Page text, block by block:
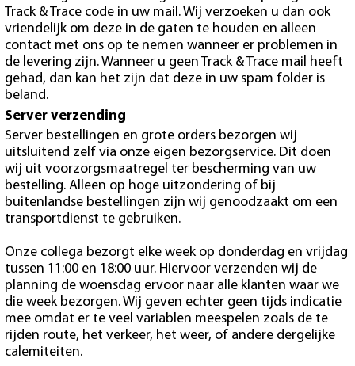
Track & Trace code in uw mail. Wij verzoeken u dan ook
vriendelijk om deze in de gaten te houden en alleen
contact met ons op te nemen wanneer er problemen in
de levering zijn. Wanneer u geen Track & Trace mail heeft
gehad, dan kan het zijn dat deze in uw spam folder is
beland.
Server verzending
Server bestellingen en grote orders bezorgen wij
uitsluitend zelf via onze eigen bezorgservice. Dit doen
wij uit voorzorgsmaatregel ter bescherming van uw
bestelling. Alleen op hoge uitzondering of bij
buitenlandse bestellingen zijn wij genoodzaakt om een
transportdienst te gebruiken.
Onze collega bezorgt elke week op donderdag en vrijdag
tussen 11:00 en 18:00 uur. Hiervoor verzenden wij de
planning de woensdag ervoor naar alle klanten waar we
die week bezorgen. Wij geven echter geen tijds indicatie
mee omdat er te veel variablen meespelen zoals de te
rijden route, het verkeer, het weer, of andere dergelijke
calemiteiten.